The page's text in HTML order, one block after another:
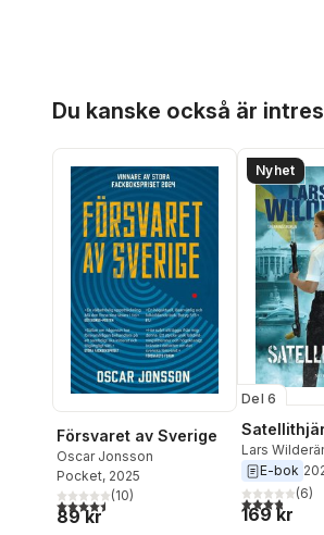
Du kanske också är
Försvaret av Sverige
Oscar Jonsson
Pocket, 2025
4,5utav 5 stjärnor. Totalt antal röster:
(10)
89 kr
Nyhet
Del 6
Lars
E-bok
3,8utav 5(6)
169 kr